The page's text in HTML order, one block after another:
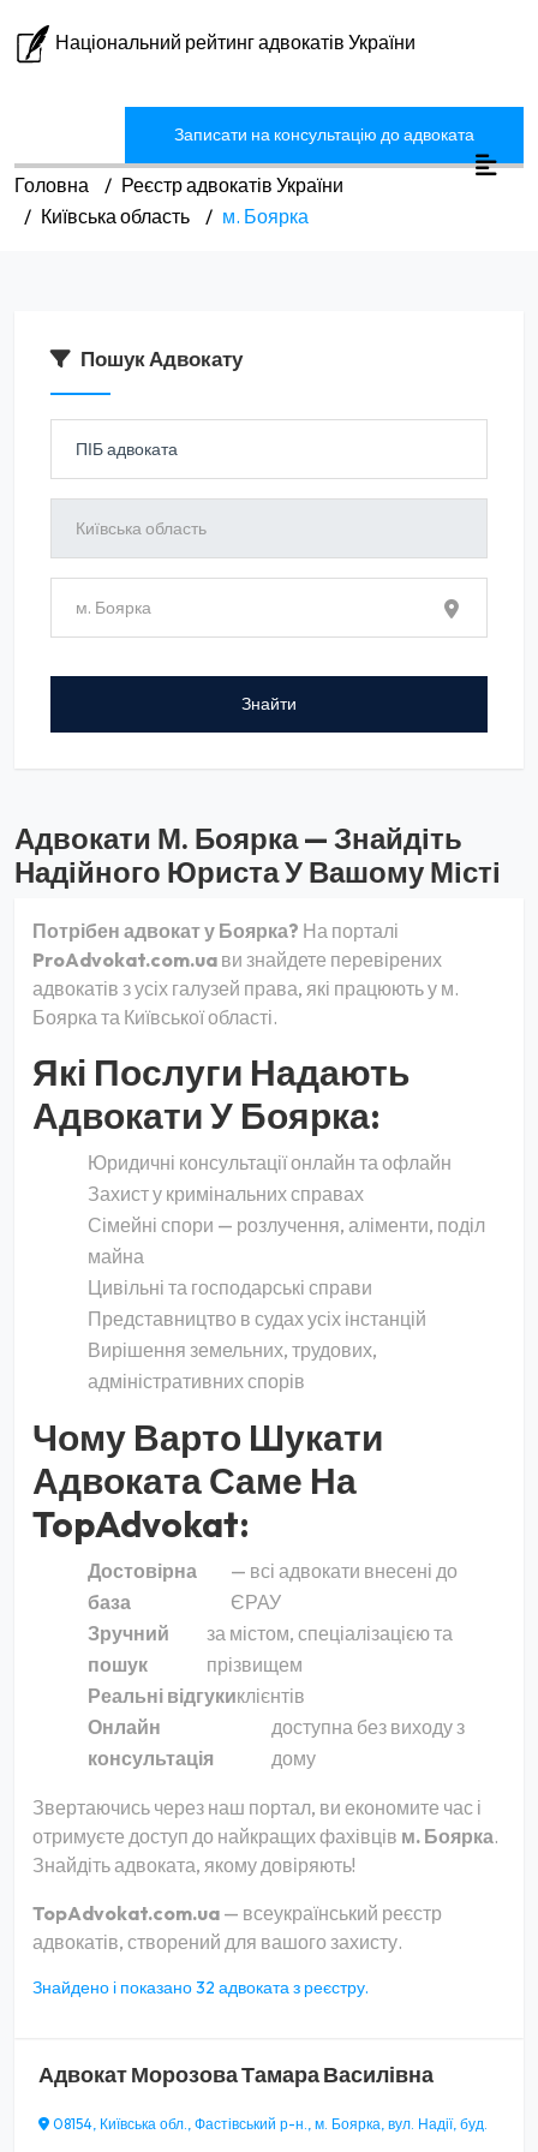
Національний рейтинг адвокатів України
Записати на консультацію до адвоката
Головна
Реєстр адвокатів України
Київська область
м. Боярка
Пошук Адвокату
Адвокати М. Боярка — Знайдіть
Надійного Юриста У Вашому Місті
Потрібен адвокат у Боярка? На порталі
ProAdvokat.com.ua ви знайдете перевірених
адвокатів з усіх галузей права, які працюють у м.
Боярка та Київської області.
Які Послуги Надають
Адвокати У Боярка:
Юридичні консультації онлайн та офлайн
Захист у кримінальних справах
Сімейні спори — розлучення, аліменти, поділ
майна
Цивільні та господарські справи
Представництво в судах усіх інстанцій
Вирішення земельних, трудових,
адміністративних спорів
Чому Варто Шукати
Адвоката Саме На
TopAdvokat:
Достовірна
база
— всі адвокати внесені до
ЄРАУ
Зручний
пошук
за містом, спеціалізацією та
прізвищем
Реальні відгукиклієнтів
Онлайн
консультація
доступна без виходу з
дому
Звертаючись через наш портал, ви економите час і
отримуєте доступ до найкращих фахівців м. Боярка.
Знайдіть адвоката, якому довіряють!
TopAdvokat.com.ua — всеукраїнський реєстр
адвокатів, створений для вашого захисту.
Знайдено і показано 32 адвоката з реєстру.
АдвокатМорозова Тамара Василівна
08154, Київська обл., Фастівський р-н., м. Боярка, вул. Надії, буд.